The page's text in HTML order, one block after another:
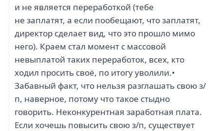
и не является переработкой (тебе
не заплатят, а если пообещают, что заплатят,
директор сделает вид, что это прошло мимо
него). Краем стал момент с массовой
невыплатой таких переработок, всех, кто
ходил просить своё, по итогу уволили.•
Забавный факт, что нельзя разглашать свою з/
п, наверное, потому что такое стыдно
говорить. Неконкурентная заработная плата.
Если хочешь повысить свою з/п, существует